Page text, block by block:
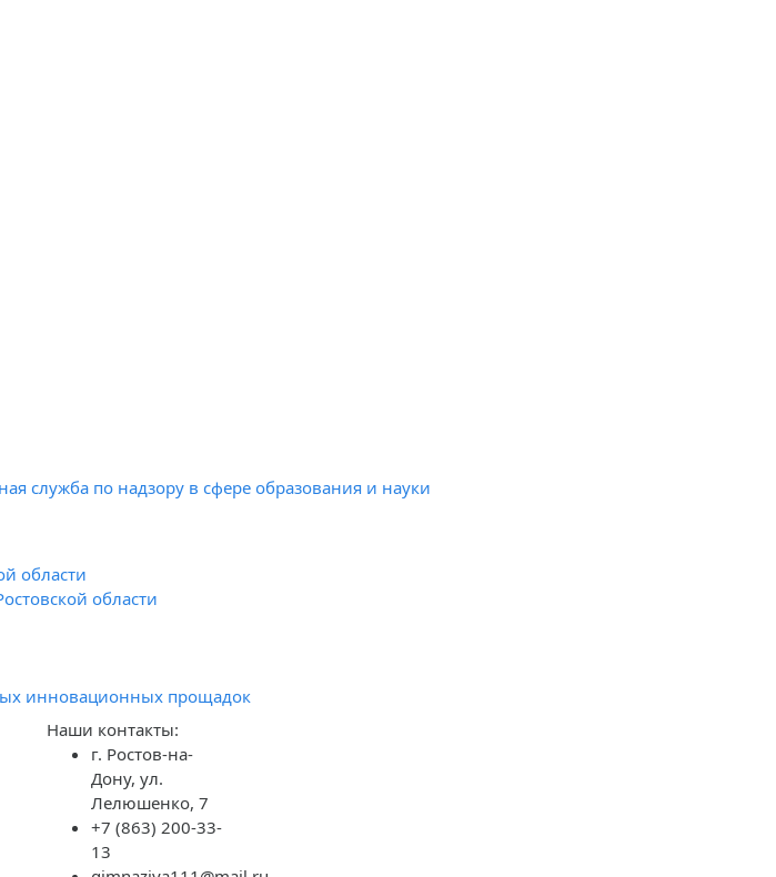
служба по надзору в сфере образования и науки
области
области
инновационных прощадок
Наши контакты:
г. Ростов-на-
Дону, ул.
Лелюшенко, 7
+7 (863) 200-33-
13